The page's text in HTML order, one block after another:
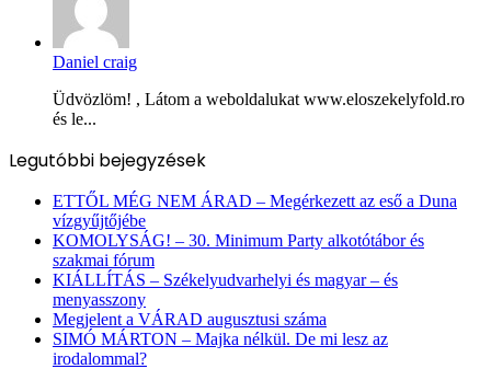
Daniel craig
Üdvözlöm! , Látom a weboldalukat www.eloszekelyfold.ro
és le...
Legutóbbi bejegyzések
ETTŐL MÉG NEM ÁRAD – Megérkezett az eső a Duna
vízgyűjtőjébe
KOMOLYSÁG! – 30. Minimum Party alkotótábor és
szakmai fórum
KIÁLLÍTÁS – Székelyudvarhelyi és magyar – és
menyasszony
Megjelent a VÁRAD augusztusi száma
SIMÓ MÁRTON – Majka nélkül. De mi lesz az
irodalommal?